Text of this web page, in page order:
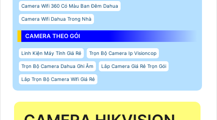
Camera Wifi 360 Có Màu Ban Đêm Dahua
Camera Wifi Dahua Trong Nhà
CAMERA THEO GÓI
Linh Kiện Máy Tính Giá Rẻ Trọn Bộ Camera Ip Visioncop
Trọn Bộ Camera Dahua Ghi Âm Lắp Camera Giá Rẻ Trọn Gói
Lắp Trọn Bộ Camera Wifi Giá Rẻ